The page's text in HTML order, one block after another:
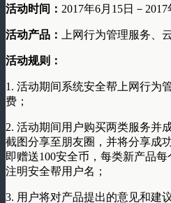
活动时间： 2017年6月15日－2017
活动产品： 上网行为管理服务、
活动规则：
1. 活动期间系统安全帮上网行为
费；
2. 活动期间用户购买两类服务并
截图分享至朋友圈，并将分享成
即赠送100安全币，每类新产品
注明安全帮用户名；
3. 用户将对产品提出的意见和建